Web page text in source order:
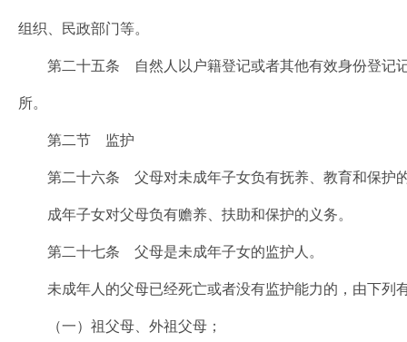
组织、民政部门等。
第二十五条 自然人以户籍登记或者其他有效身份登记记
所。
第二节 监护
第二十六条 父母对未成年子女负有抚养、教育和保护
成年子女对父母负有赡养、扶助和保护的义务。
第二十七条 父母是未成年子女的监护人。
未成年人的父母已经死亡或者没有监护能力的，由下列
（一）祖父母、外祖父母；